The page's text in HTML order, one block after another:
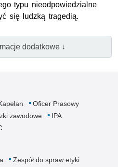
typu nieodpowiedzialne
się ludzką tragedią.
dodatkowe ↓
Oficer Prasowy
zawodowe
IPA
Zespół do spraw etyki